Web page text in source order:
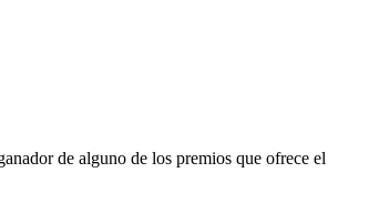
de alguno de los premios que ofrece el